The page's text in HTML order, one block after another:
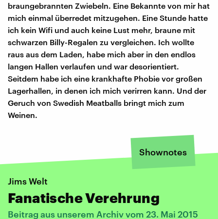
braungebrannten Zwiebeln. Eine Bekannte von mir hat
mich einmal überredet mitzugehen. Eine Stunde hatte
ich kein Wifi und auch keine Lust mehr, braune mit
schwarzen Billy-Regalen zu vergleichen. Ich wollte
raus aus dem Laden, habe mich aber in den endlos
langen Hallen verlaufen und war desorientiert.
Seitdem habe ich eine krankhafte Phobie vor großen
Lagerhallen, in denen ich mich verirren kann. Und der
Geruch von Swedish Meatballs bringt mich zum
Weinen.
Shownotes
Jims Welt
Fanatische Verehrung
Beitrag aus unserem Archiv vom 23. Mai 2015